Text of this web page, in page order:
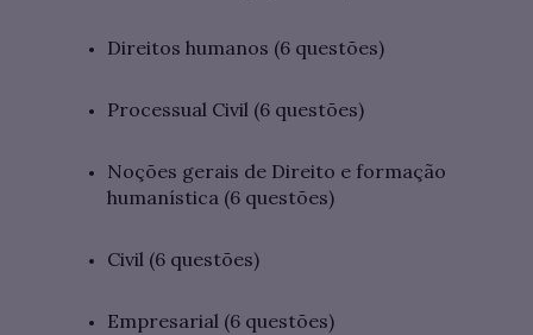
Direitos humanos (6 questões)
Processual Civil (6 questões)
Noções gerais de Direito e formação
humanística (6 questões)
Civil (6 questões)
Empresarial (6 questões)